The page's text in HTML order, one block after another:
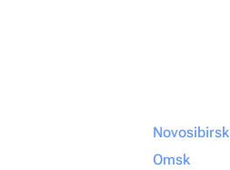
Novosibirsk
Omsk